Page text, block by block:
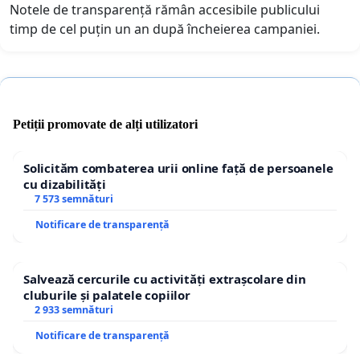
Notele de transparență rămân accesibile publicului
timp de cel puțin un an după încheierea campaniei.
Petiții promovate de alți utilizatori
Solicităm combaterea urii online față de persoanele
cu dizabilități
7 573 semnături
Notificare de transparență
Salvează cercurile cu activități extrașcolare din
cluburile și palatele copiilor
2 933 semnături
Notificare de transparență